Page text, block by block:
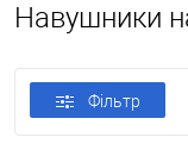
Навушники
Фільтр